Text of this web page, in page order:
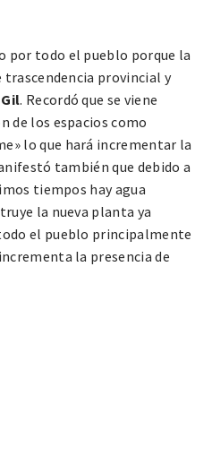
por todo el pueblo porque la
provincial y
. Recordó que se viene
de los espacios como
lo que hará incrementar la
también que debido a
tiempos hay agua
la nueva planta ya
el pueblo principalmente
la presencia de